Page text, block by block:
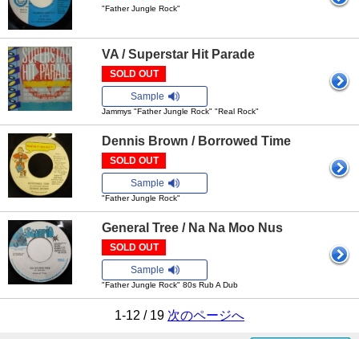
"Father Jungle Rock"
VA / Superstar Hit Parade
SOLD OUT
Sample
Jammys "Father Jungle Rock" "Real Rock"
Dennis Brown / Borrowed Time
SOLD OUT
Sample
"Father Jungle Rock"
General Tree / Na Na Moo Nus
SOLD OUT
Sample
"Father Jungle Rock" 80s Rub A Dub
1-12 / 19 次のページへ